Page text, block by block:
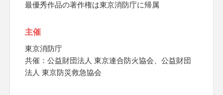
最優秀作品の著作権は東京消防庁に帰属
主催
東京消防庁
共催：公益財団法人 東京連合防火協会、公益財団
法人 東京防災救急協会